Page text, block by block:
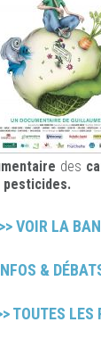
des
pesticides.
>> VOIR LA
&
TOUTES